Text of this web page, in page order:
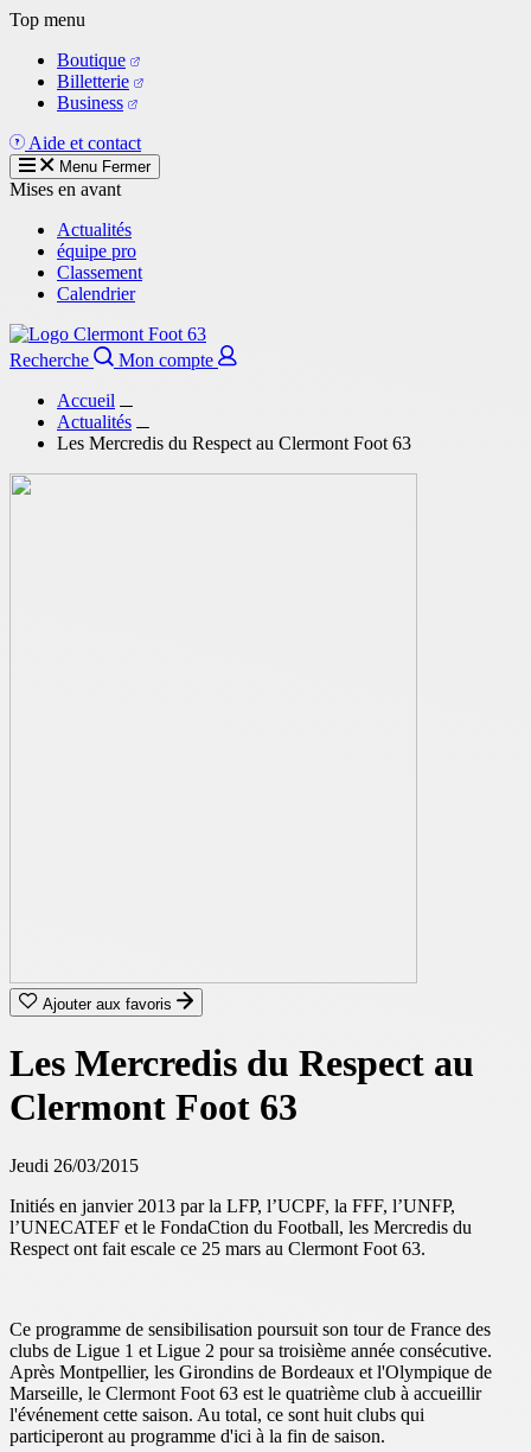
Aller
contenu
principal
Top menu
Boutique
Billetterie
Business
Aide et contact
Menu Fermer
Mises en avant
Actualités
équipe pro
Classement
Calendrier
Recherche
Mon compte
Accueil
Actualités
Les Mercredis du Respect au Clermont Foot 63
Ajouter aux favoris
Les Mercredis du Respect au
Clermont Foot 63
Jeudi 26/03/2015
Initiés en janvier 2013 par la LFP, l’UCPF, la FFF, l’UNFP,
l’UNECATEF et le FondaCtion du Football, les Mercredis du
Respect ont fait escale ce 25 mars au Clermont Foot 63.
Ce programme de sensibilisation poursuit son tour de France des
clubs de Ligue 1 et Ligue 2 pour sa troisième année consécutive.
Après Montpellier, les Girondins de Bordeaux et l'Olympique de
Marseille, le Clermont Foot 63 est le quatrième club à accueillir
l'événement cette saison. Au total, ce sont huit clubs qui
participeront au programme d'ici à la fin de saison.